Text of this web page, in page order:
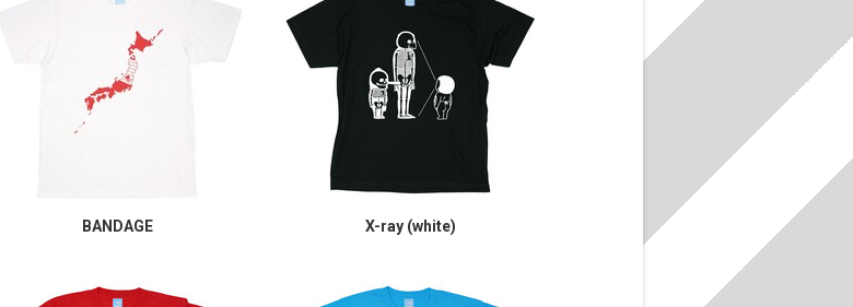
BANDAGE X-ray (white)